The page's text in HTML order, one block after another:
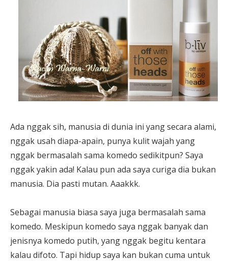
Ada nggak sih, manusia di dunia ini yang secara alami,
nggak usah diapa-apain, punya kulit wajah yang
nggak bermasalah sama komedo sedikitpun? Saya
nggak yakin ada! Kalau pun ada saya curiga dia bukan
manusia. Dia pasti mutan. Aaakkk.
Sebagai manusia biasa saya juga bermasalah sama
komedo. Meskipun komedo saya nggak banyak dan
jenisnya komedo putih, yang nggak begitu kentara
kalau difoto. Tapi hidup saya kan bukan cuma untuk